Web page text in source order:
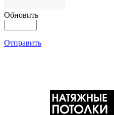
Обновить
Отправить